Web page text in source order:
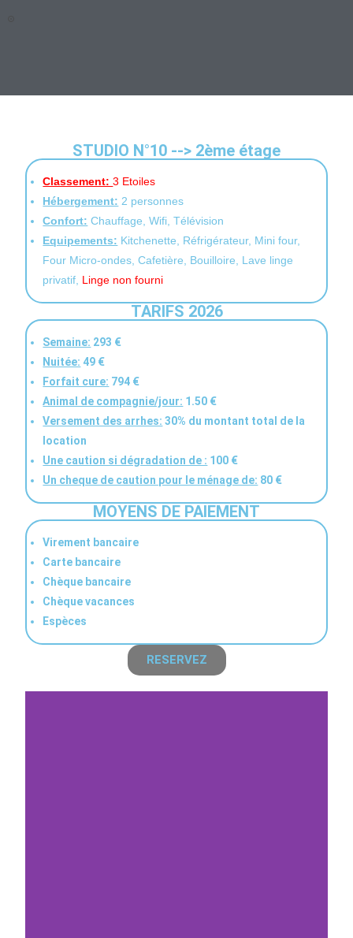
STUDIO N°10 --> 2ème étage
Classement:3 Etoiles
Hébergement: 2 personnes
Confort: Chauffage, Wifi, Télévision
Equipements: Kitchenette, Réfrigérateur, Mini four,
Four Micro-ondes, Cafetière, Bouilloire, Lave linge
privatif, Linge non fourni
TARIFS 2026
Semaine: 293 €
Nuitée: 49 €
Forfait cure: 794 €
Animal de compagnie/jour: 1.50 €
Versement des arrhes: 30% du montant total de la
location
Une caution si dégradation de : 100 €
Un cheque de caution pour le ménage de: 80 €
MOYENS DE PAIEMENT
Virement bancaire
Carte bancaire
Chèque bancaire
Chèque vacances
Espèces
RESERVEZ